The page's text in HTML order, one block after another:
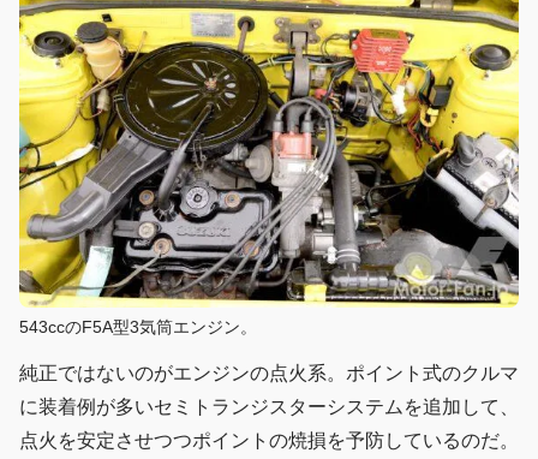
543ccのF5A型3気筒エンジン。
純正ではないのがエンジンの点火系。ポイント式のクルマ
に装着例が多いセミトランジスターシステムを追加して、
点火を安定させつつポイントの焼損を予防しているのだ。